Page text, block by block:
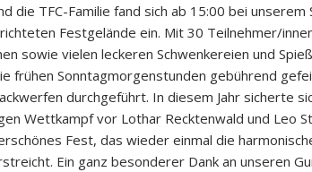
TFC-Familie fand sich ab 15:00 bei unserem
Festgelände ein. Mit 30 Teilnehmer/
sowie vielen leckeren Schwenkereien und
frühen Sonntagmorgenstunden gebührend
durchgeführt. In diesem Jahr sicherte
Wettkampf vor Lothar Recktenwald und Leo
Fest, das wieder einmal die
Ein ganz besonderer Dank an unseren